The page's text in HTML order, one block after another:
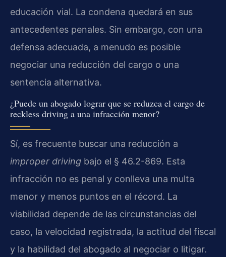
educación vial. La condena quedará en sus
antecedentes penales. Sin embargo, con una
defensa adecuada, a menudo es posible
negociar una reducción del cargo o una
sentencia alternativa.
¿Puede un abogado lograr que se reduzca el cargo de
reckless driving a una infracción menor?
Sí, es frecuente buscar una reducción a
improper driving bajo el § 46.2-869. Esta
infracción no es penal y conlleva una multa
menor y menos puntos en el récord. La
viabilidad depende de las circunstancias del
caso, la velocidad registrada, la actitud del fiscal
y la habilidad del abogado al negociar o litigar.